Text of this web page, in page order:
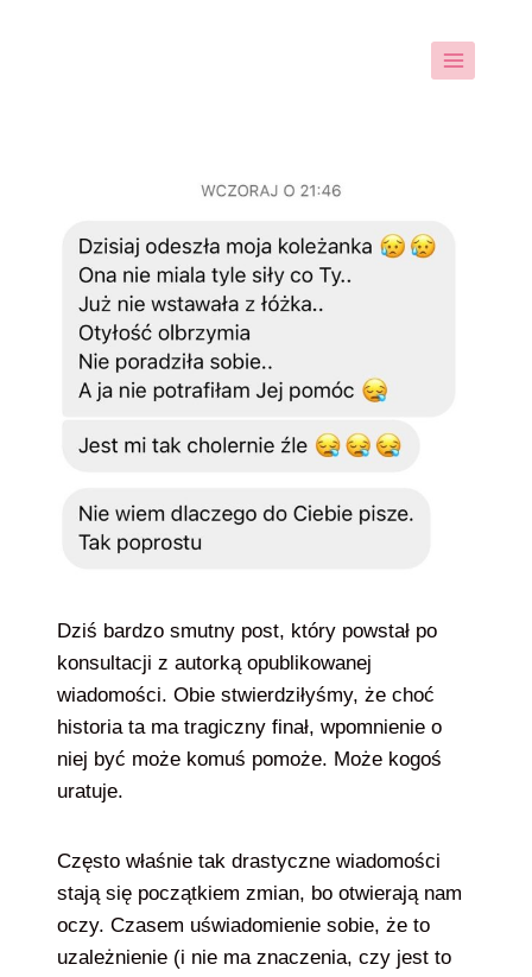
Dziś bardzo smutny post, który powstał po
konsultacji z autorką opublikowanej
wiadomości. Obie stwierdziłyśmy, że choć
historia ta ma tragiczny finał, wpomnienie o
niej być może komuś pomoże. Może kogoś
uratuje.
Często właśnie tak drastyczne wiadomości
stają się początkiem zmian, bo otwierają nam
oczy. Czasem uświadomienie sobie, że to
uzależnienie (i nie ma znaczenia, czy jest to